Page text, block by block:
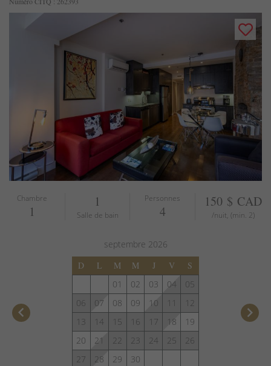
Chambre
1
1
Salle de bain
Personnes
4
150 $ CAD
/nuit, (min. 2)
keyboard_arrow_left
septembre 2026
D
L M M J V
S
01
02 03 04
05
06
07 08 09 10 11
12
13
14 15 16 17 18
19
20
21 22 23 24 25
26
27
28 29 30
keyboard_arrow_right